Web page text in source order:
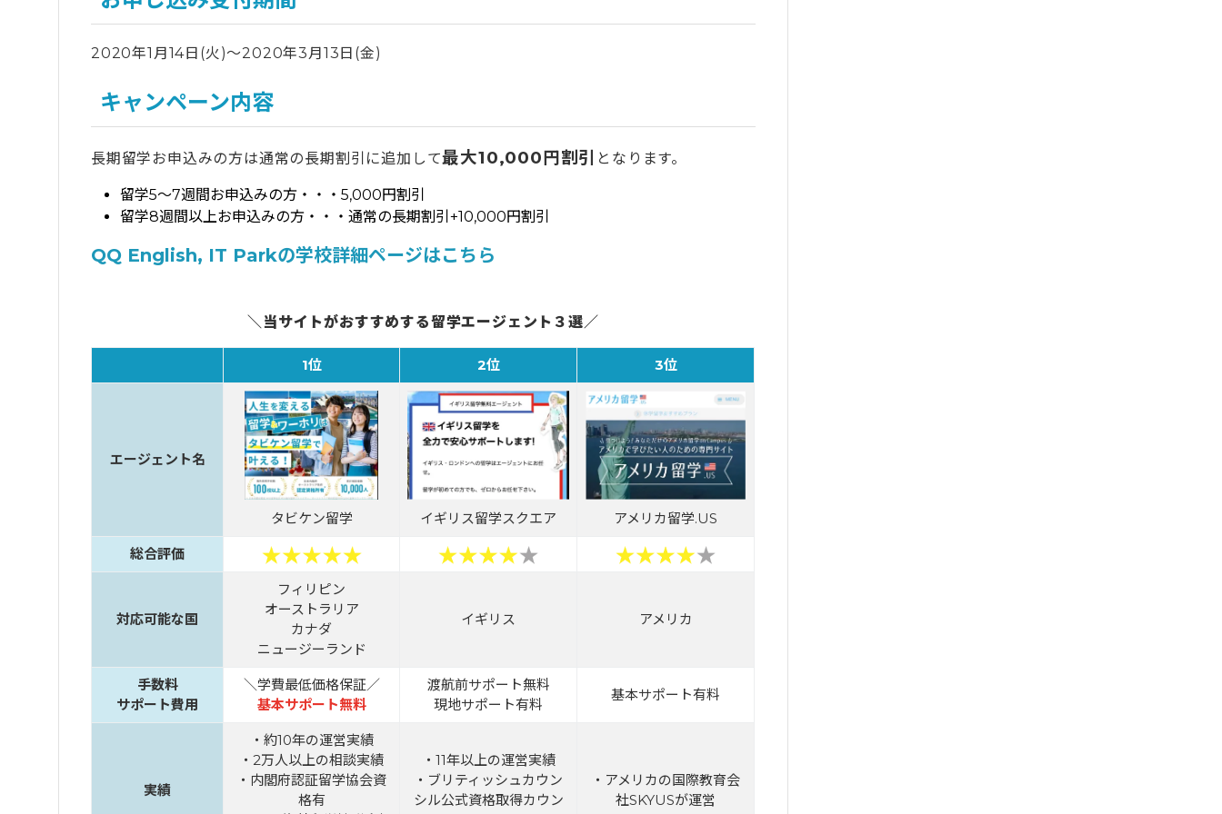
2020年1月14日(火)～2020年3月13日(金)
キャンペーン内容
長期留学お申込みの方は通常の長期割引に追加して最大10,000円割引 となります。
留学5～7週間お申込みの方・・・5,000円割引
留学8週間以上お申込みの方・・・通常の長期割引+10,000円割引
QQ English, IT Parkの学校詳細ページはこちら
＼当サイトがおすすめする留学エージェント３選／
1位 2位 3位
エージェント名
タビケン留学 イギリス留学スクエア アメリカ留学.US
総合評価
対応可能な国
フィリピン
オーストラリア
カナダ
ニュージーランド
イギリス アメリカ
手数料
サポート費用
＼学費最低価格保証／
基本サポート無料
渡航前サポート無料
現地サポート有料
基本サポート有料
実績
・約10年の運営実績
・2万人以上の相談実績
・内閣府認証留学協会資
格有
・11年以上の運営実績
・ブリティッシュカウン
シル公式資格取得カウン
・アメリカの国際教育会
社SKYUSが運営